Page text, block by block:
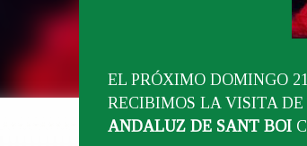
EL PRÓXIMO DOMINGO
RECIBIMOS LA VISITA
ANDALUZ DE SANT BOI